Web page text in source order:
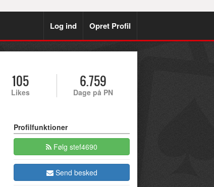
Log ind Opret Profil
105
Likes
6.759
Dage på PN
Profilfunktioner
Følg stef4690
Send besked